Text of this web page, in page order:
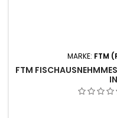
MARKE: FTM
FTM